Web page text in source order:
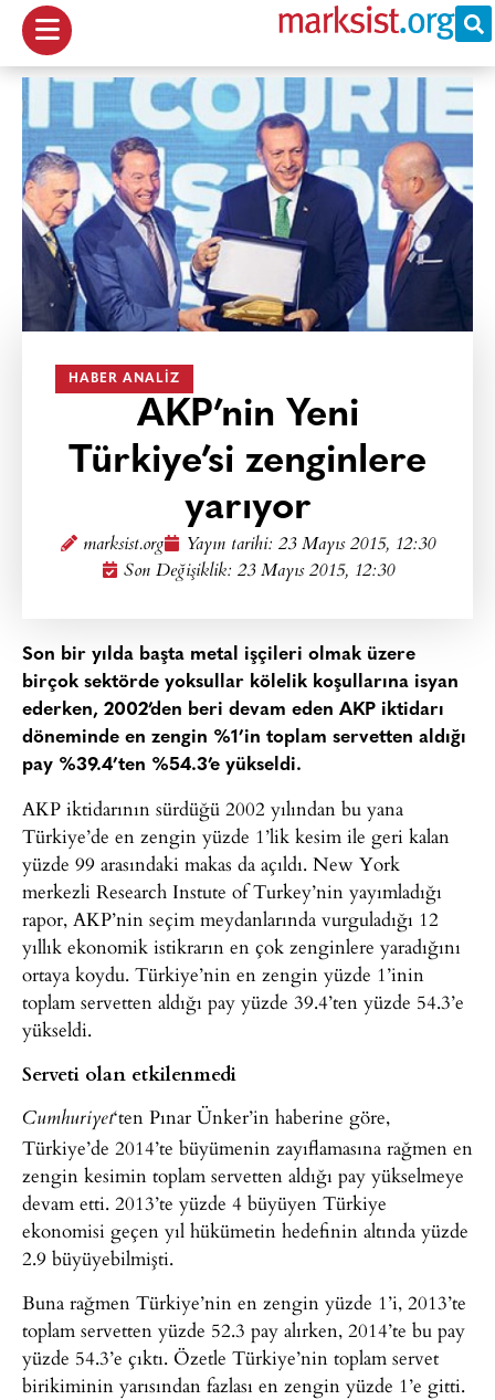
HABER ANALIZ
AKP’nin Yeni
Türkiye’si zenginlere
yarıyor
marksist.org Yayın tarihi: 23 Mayıs 2015, 12:30
Son Değişiklik: 23 Mayıs 2015, 12:30
Son bir yılda başta metal işçileri olmak üzere
birçok sektörde yoksullar kölelik koşullarına isyan
ederken, 2002’den beri devam eden AKP iktidarı
döneminde en zengin %1’in toplam servetten aldığı
pay %39.4’ten %54.3’e yükseldi.
AKP iktidarının sürdüğü 2002 yılından bu yana
Türkiye’de en zengin yüzde 1’lik kesim ile geri kalan
yüzde 99 arasındaki makas da açıldı. New York
merkezli Research Instute of Turkey’nin yayımladığı
rapor, AKP’nin seçim meydanlarında vurguladığı 12
yıllık ekonomik istikrarın en çok zenginlere yaradığını
ortaya koydu. Türkiye’nin en zengin yüzde 1’inin
toplam servetten aldığı pay yüzde 39.4’ten yüzde 54.3’e
yükseldi.
Serveti olan etkilenmedi
Cumhuriyet‘ten Pınar Ünker’in haberine göre,
Türkiye’de 2014’te büyümenin zayıflamasına rağmen en
zengin kesimin toplam servetten aldığı pay yükselmeye
devam etti. 2013’te yüzde 4 büyüyen Türkiye
ekonomisi geçen yıl hükümetin hedefinin altında yüzde
2.9 büyüyebilmişti.
Buna rağmen Türkiye’nin en zengin yüzde 1’i, 2013’te
toplam servetten yüzde 52.3 pay alırken, 2014’te bu pay
yüzde 54.3’e çıktı. Özetle Türkiye’nin toplam servet
birikiminin yarısından fazlası en zengin yüzde 1’e gitti.